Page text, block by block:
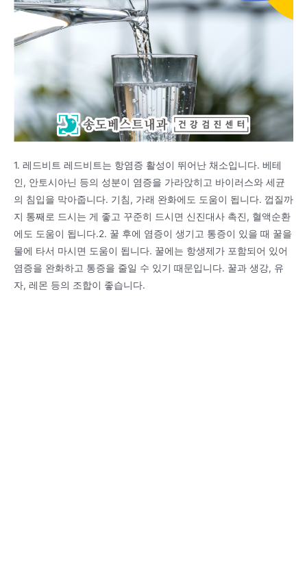
1. 레드비트 레드비트는 항염증 활성이 뛰어난 채소입니다. 베테
인, 안토시아닌 등의 성분이 염증을 가라앉히고 바이러스와 세균
의 침입을 막아줍니다. 기침, 가래 완화에도 도움이 됩니다. 껍질까
지 통째로 드시는 게 좋고 꾸준히 드시면 신진대사 촉진, 혈액순환
에도 도움이 됩니다.2. 꿀 후에 염증이 생기고 통증이 있을 때 꿀을
물에 타서 마시면 도움이 됩니다. 꿀에는 항생제가 포함되어 있어
염증을 완화하고 통증을 줄일 수 있기 때문입니다. 꿀과 생강, 유
자, 레몬 등의 조합이 좋습니다.